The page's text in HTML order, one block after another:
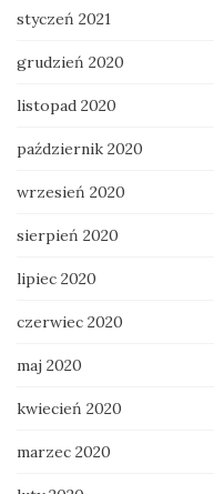
styczeń 2021
grudzień 2020
listopad 2020
październik 2020
wrzesień 2020
sierpień 2020
lipiec 2020
czerwiec 2020
maj 2020
kwiecień 2020
marzec 2020